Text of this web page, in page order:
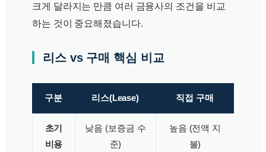
크게 달라지는 만큼 여러 금융사의 조건을 비교
하는 것이 중요해졌습니다.
리스 vs 구매 핵심 비교
구분 리스(Lease) 직접 구매
초기
비용
낮음 (보증금 수
준)
높음 (전액 지
불)